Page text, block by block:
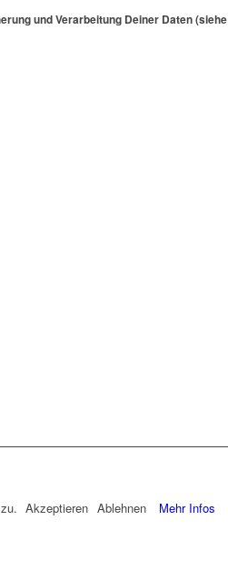
und Verarbeitung Deiner Daten (siehe
Akzeptieren Ablehnen Mehr Infos